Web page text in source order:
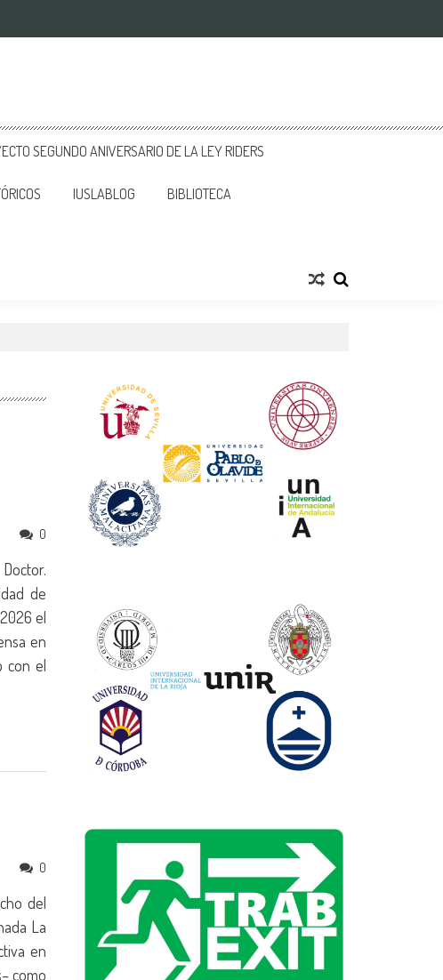
SEGUNDO ANIVERSARIO DE LA LEY RIDERS
IUSLABLOG BIBLIOTECA
0
de
el
en
con el
0
del
La
en
como